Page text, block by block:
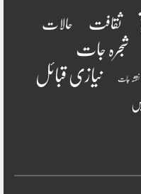
ثقافت حالات
شجرہ جات
نقشہ جات نیازی قبائل